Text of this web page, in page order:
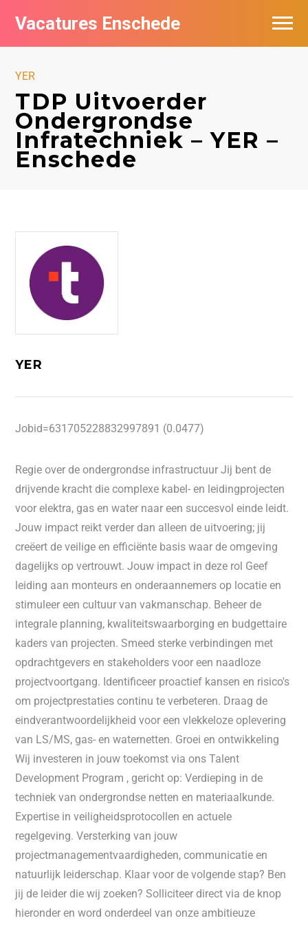
Vacatures Enschede
YER
TDP Uitvoerder
Ondergrondse
Infratechniek – YER –
Enschede
YER
Jobid=631705228832997891 (0.0477)
Regie over de ondergrondse infrastructuur Jij bent de
drijvende kracht die complexe kabel- en leidingprojecten
voor elektra, gas en water naar een succesvol einde leidt.
Jouw impact reikt verder dan alleen de uitvoering; jij
creëert de veilige en efficiënte basis waar de omgeving
dagelijks op vertrouwt. Jouw impact in deze rol Geef
leiding aan monteurs en onderaannemers op locatie en
stimuleer een cultuur van vakmanschap. Beheer de
integrale planning, kwaliteitswaarborging en budgettaire
kaders van projecten. Smeed sterke verbindingen met
opdrachtgevers en stakeholders voor een naadloze
projectvoortgang. Identificeer proactief kansen en risico's
om projectprestaties continu te verbeteren. Draag de
eindverantwoordelijkheid voor een vlekkeloze oplevering
van LS/MS, gas- en waternetten. Groei en ontwikkeling
Wij investeren in jouw toekomst via ons Talent
Development Program , gericht op: Verdieping in de
techniek van ondergrondse netten en materiaalkunde.
Expertise in veiligheidsprotocollen en actuele
regelgeving. Versterking van jouw
projectmanagementvaardigheden, communicatie en
natuurlijk leiderschap. Klaar voor de volgende stap? Ben
jij de leider die wij zoeken? Solliciteer direct via de knop
hieronder en word onderdeel van onze ambitieuze
Vacatures per bedrijf
Nieuwsbrief feed